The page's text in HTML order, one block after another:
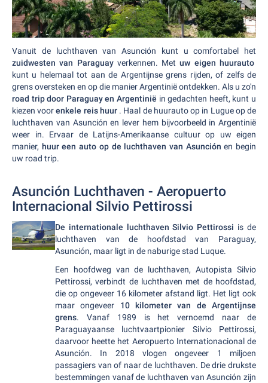
Vanuit de luchthaven van Asunción kunt u comfortabel het
zuidwesten van Paraguay verkennen. Met uw eigen huurauto
kunt u helemaal tot aan de Argentijnse grens rijden, of zelfs de
grens oversteken en op die manier Argentinië ontdekken. Als u zo'n
road trip door Paraguay en Argentinië in gedachten heeft, kunt u
kiezen voorenkele reis huur . Haal de huurauto op in Lugue op de
luchthaven van Asunción en lever hem bijvoorbeeld in Argentinië
weer in. Ervaar de Latijns-Amerikaanse cultuur op uw eigen
manier, huur een auto op de luchthaven van Asunción en begin
uw road trip.
Asunción Luchthaven - Aeropuerto
Internacional Silvio Pettirossi
De internationale luchthaven Silvio Pettirossi is de
luchthaven van de hoofdstad van Paraguay,
Asunción, maar ligt in de naburige stad Luque.
Een hoofdweg van de luchthaven, Autopista Silvio
Pettirossi, verbindt de luchthaven met de hoofdstad,
die op ongeveer 16 kilometer afstand ligt. Het ligt ook
maar ongeveer 10 kilometer van de Argentijnse
grens. Vanaf 1989 is het vernoemd naar de
Paraguayaanse luchtvaartpionier Silvio Pettirossi,
daarvoor heette het Aeropuerto Internationacional de
Asunción. In 2018 vlogen ongeveer 1 miljoen
passagiers van of naar de luchthaven. De drie drukste
bestemmingen vanaf de luchthaven van Asunción zijn